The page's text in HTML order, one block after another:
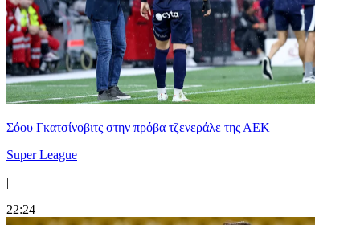
Σόου Γκατσίνοβιτς στην πρόβα τζενεράλε της ΑΕΚ
Super League
|
22:24